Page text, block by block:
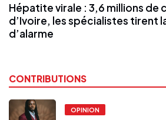
Hépatite virale : 3,6 millions de
d’Ivoire, les spécialistes tirent
d’alarme
CONTRIBUTIONS
OPINION